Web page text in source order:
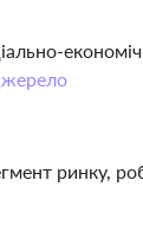
ринку,